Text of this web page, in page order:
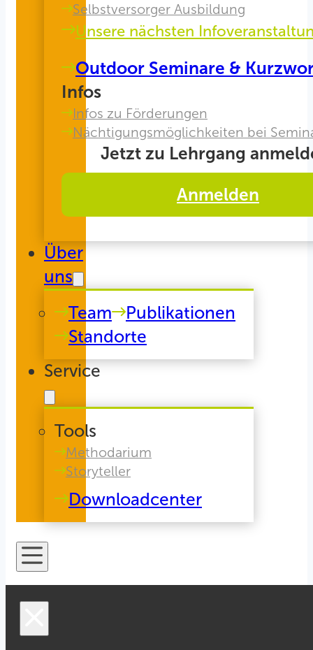
Selbstversorger Ausbildung
Unsere nächsten
Outdoor Seminare &
Infos
Infos zu Förderungen
Nächtigungsmöglichkeiten bei
Jetzt zu Lehrgang
Anmelden
Über
uns
Team
Publikationen
Standorte
Service
Tools
Methodarium
Storyteller
Downloadcenter